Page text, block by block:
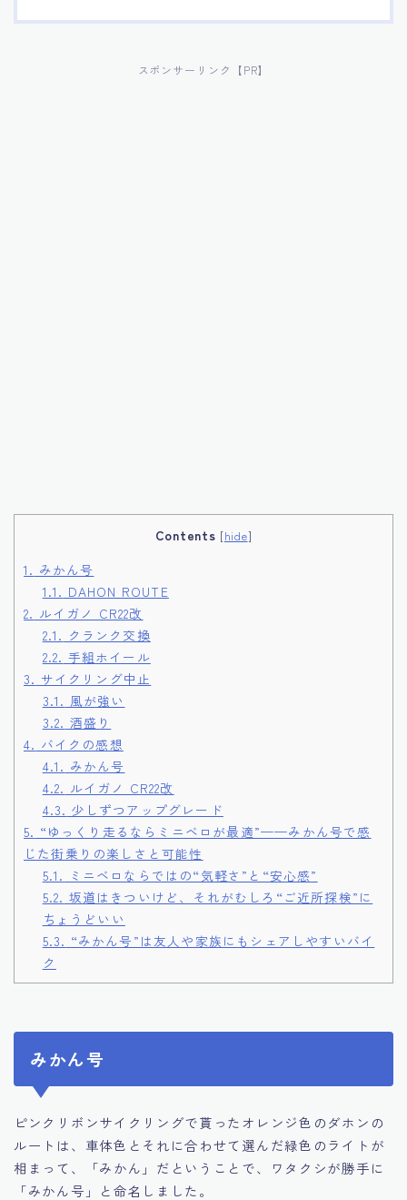
スポンサーリンク【PR】
Contents [hide]
1. みかん号
1.1. DAHON ROUTE
2. ルイガノ CR22改
2.1. クランク交換
2.2. 手組ホイール
3. サイクリング中止
3.1. 風が強い
3.2. 酒盛り
4. バイクの感想
4.1. みかん号
4.2. ルイガノ CR22改
4.3. 少しずつアップグレード
5. “ゆっくり走るならミニベロが最適”——みかん号で感
じた街乗りの楽しさと可能性
5.1. ミニベロならではの“気軽さ”と“安心感”
5.2. 坂道はきついけど、それがむしろ“ご近所探検”に
ちょうどいい
5.3. “みかん号”は友人や家族にもシェアしやすいバイ
ク
みかん号
ピンクリボンサイクリングで貰ったオレンジ色のダホンの
ルートは、車体色とそれに合わせて選んだ緑色のライトが
相まって、「みかん」だということで、ワタクシが勝手に
「みかん号」と命名しました。